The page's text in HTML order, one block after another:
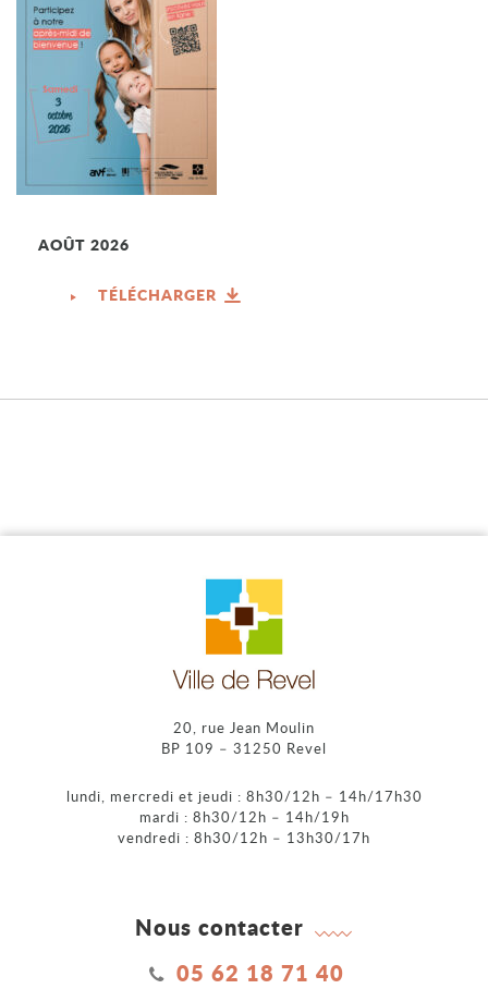
AOÛT 2026
TÉLÉCHARGER
20, rue Jean Moulin
BP 109 – 31250 Revel
lundi, mercredi et jeudi : 8h30/12h – 14h/17h30
mardi : 8h30/12h – 14h/19h
vendredi : 8h30/12h – 13h30/17h
Nous contacter
05 62 18 71 40